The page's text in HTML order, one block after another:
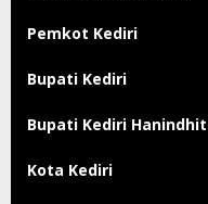
Pemkot Kediri
Bupati Kediri
Bupati Kediri
Kota Kediri